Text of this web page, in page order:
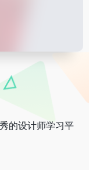
的设计师学习平